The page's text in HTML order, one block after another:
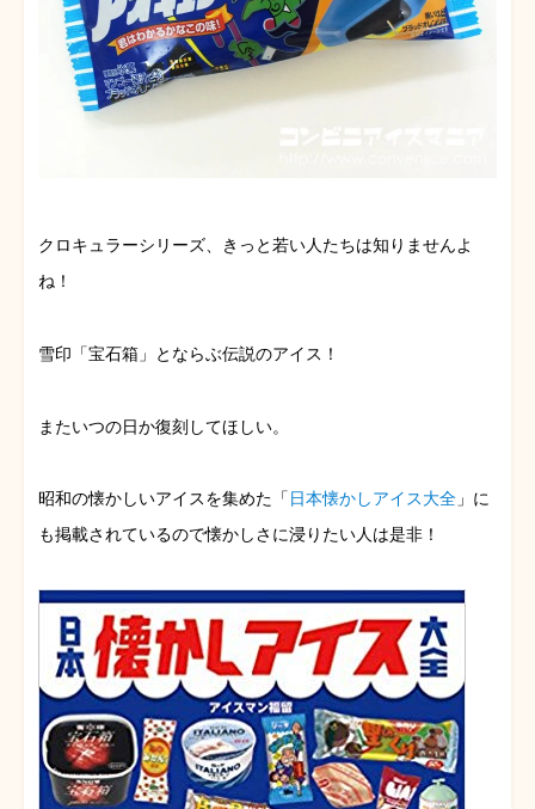
クロキュラーシリーズ、きっと若い人たちは知りませんよ
ね！
雪印「宝石箱」とならぶ伝説のアイス！
またいつの日か復刻してほしい。
昭和の懐かしいアイスを集めた「 日本懐かしアイス大全 」に
も掲載されているので懐かしさに浸りたい人は是非！